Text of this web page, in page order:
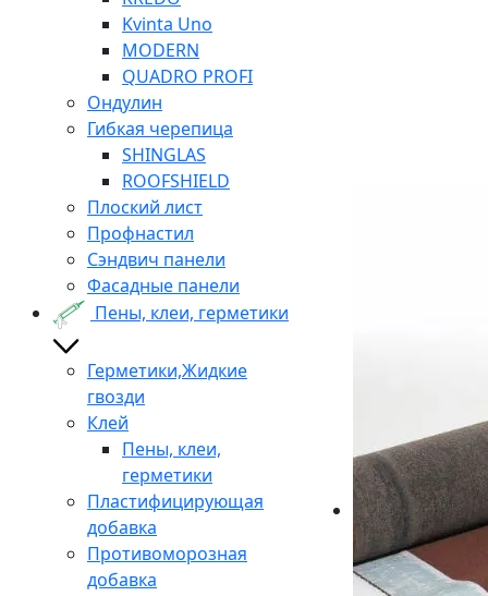
Kvinta Uno
MODERN
QUADRO PROFI
Ондулин
Гибкая черепица
SHINGLAS
ROOFSHIELD
Плоский лист
Профнастил
Сэндвич панели
Фасадные панели
Пены, клеи, герметики
Герметики,Жидкие
гвозди
Клей
Пены, клеи,
герметики
Пластифицирующая
добавка
Противоморозная
добавка